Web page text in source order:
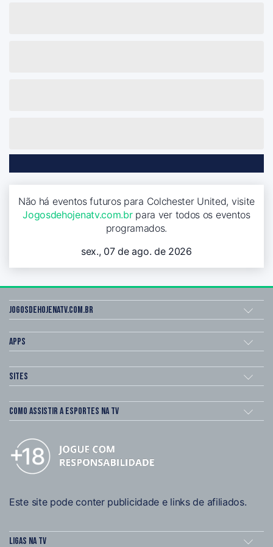
Não há eventos futuros para Colchester United, visite
Jogosdehojenatv.com.brpara ver todos os eventos
programados.
sex., 07 de ago. de 2026
Jogosdehojenatv.com.br
Apps
Sites
Como assistir a esportes na TV
Este site pode conter publicidade e links de afiliados.
Ligas na TV